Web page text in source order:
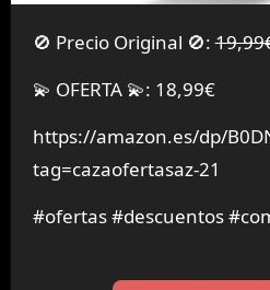
🚫 Precio Original 🚫:
💫 OFERTA 💫: 18,99€
https://amazon.es/dp/
tag=cazaofertasaz-21
#ofertas #descuentos